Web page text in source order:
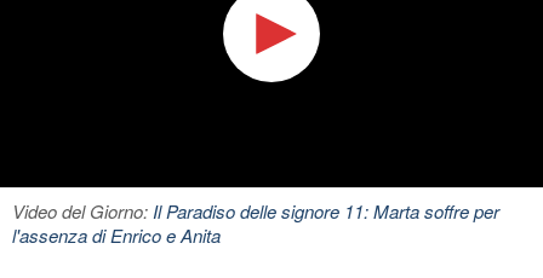
Video del Giorno:Il Paradiso delle signore 11: Marta soffre per
l'assenza di Enrico e Anita